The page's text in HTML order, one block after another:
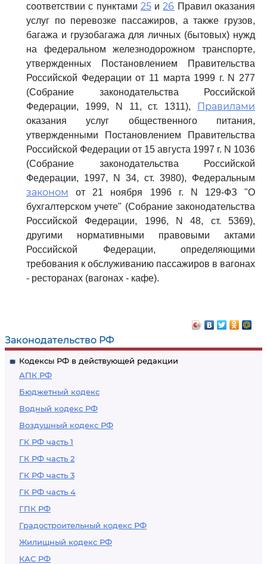
Законодательство РФ
Кодексы РФ в действующей редакции
АПК РФ
Бюджетный кодекс
Водный кодекс РФ
Воздушный кодекс РФ
ГК РФ часть 1
ГК РФ часть 2
ГК РФ часть 3
ГК РФ часть 4
ГПК РФ
Градостроительный кодекс РФ
Жилищный кодекс РФ
КАС РФ
соответствии с пунктами 25и26 Правил оказания
услуг по перевозке пассажиров, а также грузов,
багажа и грузобагажа для личных (бытовых) нужд
на федеральном железнодорожном транспорте,
утвержденных Постановлением Правительства
Российской Федерации от 11 марта 1999 г. N 277
(Собрание законодательства Российской
Федерации, 1999, N 11, ст. 1311),
Правилами
оказания услуг общественного питания,
утвержденными Постановлением Правительства
Российской Федерации от 15 августа 1997 г. N 1036
(Собрание законодательства Российской
Федерации, 1997, N 34, ст. 3980), Федеральным
законом
от 21 ноября 1996 г. N 129-ФЗ "О
бухгалтерском учете" (Собрание законодательства
Российской Федерации, 1996, N 48, ст. 5369),
другими нормативными правовыми актами
Российской Федерации, определяющими
требования к обслуживанию пассажиров в вагонах
- ресторанах (вагонах - кафе).